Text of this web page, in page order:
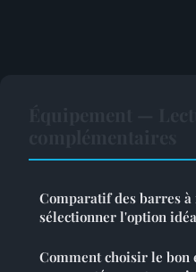
Comparatif des barres
sélectionner l'option
Comment choisir le bon